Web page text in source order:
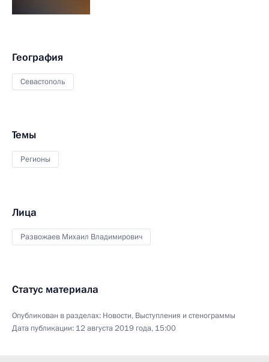
География
Севастополь
Темы
Регионы
Лица
Развожаев Михаил Владимирович
Статус материала
Опубликован в разделах: Новости, Выступления и стенограммы
Дата публикации: 12 августа 2019 года, 15:00